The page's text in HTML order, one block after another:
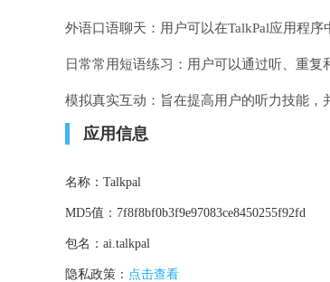
外语口语聊天：用户可以在TalkPal应用程
日常常用短语练习：用户可以通过听、重复
模拟真实互动：旨在提高用户的听力技能，
应用信息
名称： Talkpal
MD5值： 7f8f8bf0b3f9e97083ce8450255f92fd
包名： ai.talkpal
隐私政策： 点击查看